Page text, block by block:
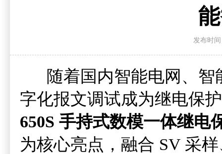
发布时间
随着国内智能电网、智
字化报文调试成为继电保
650S 手持式数模一体继电
为核心亮点，融合 SV 采